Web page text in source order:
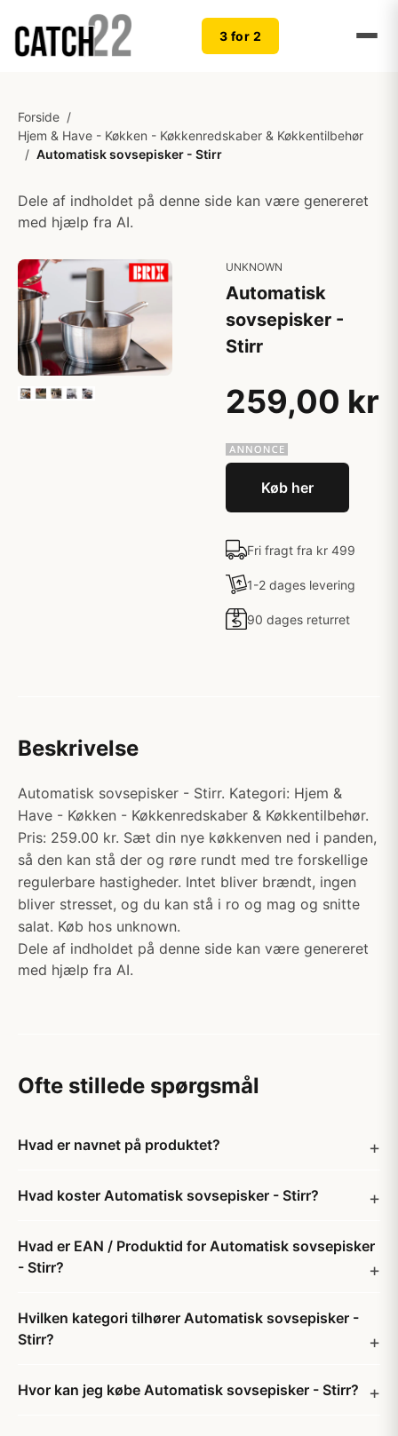
3 for 2
Forside /
Hjem & Have - Køkken - Køkkenredskaber & Køkkentilbehør
/ Automatisk sovsepisker - Stirr
Dele af indholdet på denne side kan være genereret
med hjælp fra AI.
UNKNOWN
Automatisk
sovsepisker -
Stirr
259,00 kr
Køb her
Fri fragt fra kr 499
1-2 dages levering
90 dages returret
Beskrivelse
Automatisk sovsepisker - Stirr. Kategori: Hjem &
Have - Køkken - Køkkenredskaber & Køkkentilbehør.
Pris: 259.00 kr. Sæt din nye køkkenven ned i panden,
så den kan stå der og røre rundt med tre forskellige
regulerbare hastigheder. Intet bliver brændt, ingen
bliver stresset, og du kan stå i ro og mag og snitte
salat. Køb hos unknown.
Dele af indholdet på denne side kan være genereret
med hjælp fra AI.
Ofte stillede spørgsmål
Hvad er navnet på produktet?
Hvad koster Automatisk sovsepisker - Stirr?
Hvad er EAN / Produktid for Automatisk sovsepisker
- Stirr?
Hvilken kategori tilhører Automatisk sovsepisker -
Stirr?
Hvor kan jeg købe Automatisk sovsepisker - Stirr?